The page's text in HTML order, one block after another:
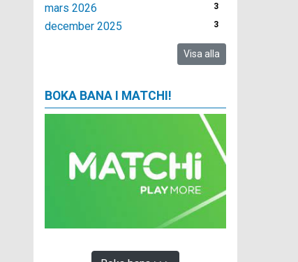
mars 2026 3
december 2025 3
Visa alla
BOKA BANA I MATCHI!